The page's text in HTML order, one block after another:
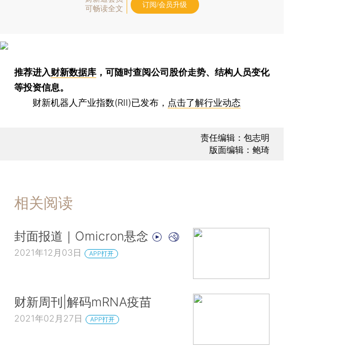
可畅读全文
订阅/会员升级
推荐进入财新数据库 ，可随时查阅公司股价走势、结构人员变化
等投资信息。
财新机器人产业指数(RII)已发布， 点击了解行业动态
责任编辑：包志明
版面编辑：鲍琦
相关阅读
封面报道｜Omicron悬念
2021年12月03日 APP打开
财新周刊|解码mRNA疫苗
2021年02月27日 APP打开